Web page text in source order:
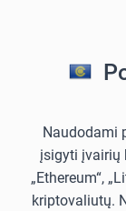
Naudodami
įsigyti įvairių
„Ethereum“,
kriptovaliutų.